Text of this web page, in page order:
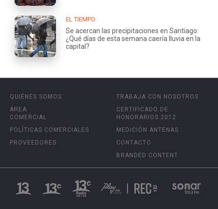
EL TIEMPO
Se acercan las precipitaciones en Santiago:
¿Qué días de esta semana caería lluvia en la
capital?
QUIÉNES SOMOS
ÁREA
COMERCIAL
POLÍTICAS COMERCIALES
PROVEEDORES
TRABAJA CON NOSOTROS
CERTIFICADO DE
HONORARIOS 2012
MEDICIÓN ANTENAS
CONTACTO
BRANDED CONTENT